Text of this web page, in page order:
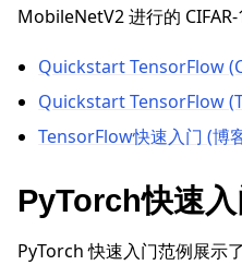
navigation of Deploy
MobileNetV2 进行的 CIFAR-
Quickstart TensorFlow
Quickstart TensorFlow
TensorFlow快速入门 (博
PyTorch快速入
PyTorch 快速入门范例展示